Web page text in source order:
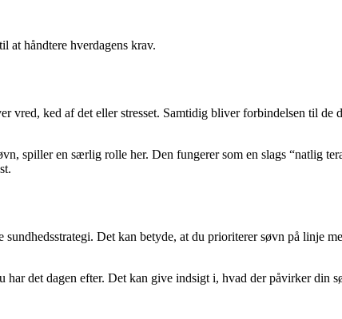
at håndtere hverdagens krav.
ked af det eller stresset. Samtidig bliver forbindelsen til de
spiller en særlig rolle her. Den fungerer som en slags “natlig
Det kan betyde, at du prioriterer søvn på linje
det dagen efter. Det kan give indsigt i, hvad der påvirker din